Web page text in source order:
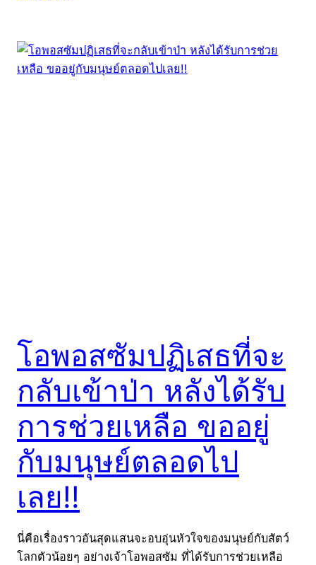
โอพอสซัมปฏิเสธที่จะ
กลับเข้าป่า หลังได้รับ
การช่วยเหลือ ขออยู่
กับมนุษย์ตลอดไป
เลย!!
นี่คือเรื่องราวอันสุดแสนจะอบอุ่นหัวใจของมนุษย์กับสัตว์
โลกตัวน้อยๆ อย่างเจ้าโอพอสซัม ที่ได้รับการช่วยเหลือ